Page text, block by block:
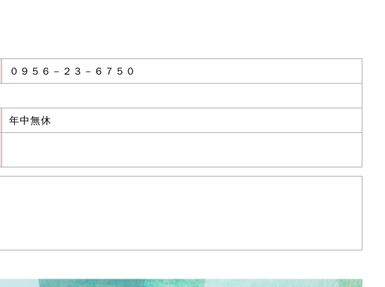
０９５６－２３－６７５０
年中無休